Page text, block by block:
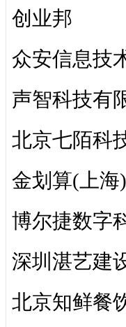
创业邦
众安信息技
声智科技有
北京七陌科
金划算(上海
博尔捷数字
深圳湛艺建
北京知鲜餐